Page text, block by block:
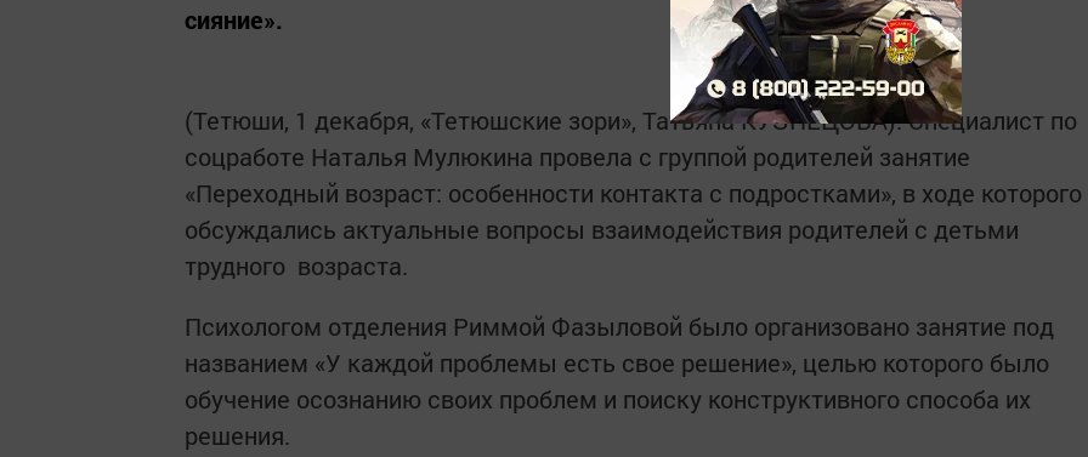
сияние».
(Тетюши, 1 декабря, «Тетюшские зори», Татьяна КУЗНЕЦОВА). Специалист по
соцработе Наталья Мулюкина провела с группой родителей занятие
«Переходный возраст: особенности контакта с подростками», в ходе которого
обсуждались актуальные вопросы взаимодействия родителей с детьми
трудного возраста.
Психологом отделения Риммой Фазыловой было организовано занятие под
названием «У каждой проблемы есть свое решение», целью которого было
обучение осознанию своих проблем и поиску конструктивного способа их
решения.